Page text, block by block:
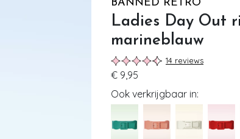
BANNED RETRO
Ladies Day Out
marineblauw
14 reviews
€ 9,95
Ook verkrijgbaar in: